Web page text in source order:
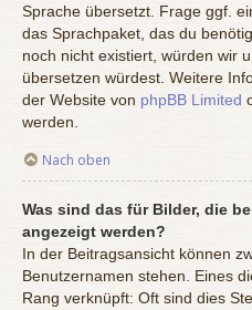
Sprache übersetzt. Frage ggf.
das Sprachpaket, das du
noch nicht existiert, würden wir
übersetzen würdest. Weitere
der Website von phpBB Limited
werden.
Nach oben
Was sind das für Bilder, die
angezeigt werden?
In der Beitragsansicht können
Benutzernamen stehen. Eines
Rang verknüpft: Oft sind dies